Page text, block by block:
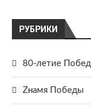
РУБРИКИ
80-летие
Zнамя Победы